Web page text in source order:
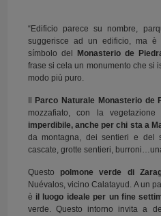
“Edificio parece su nombre,
suggerisce ad un edificio, ma
símbolo del
Monasterio de
frase si cela un monumento che si
modo più puro.
Parco Naturale Monasterio de
mozzafiato, con la
imperdibile, anche per chi sta a
da montagna, dei sentieri e del
cascate, grotte sentieri,
Questo polmone verde di
Nuévalos, vicino Calatayud. A un
è il luogo ideale per un fine
verde. Questo intorno invita a